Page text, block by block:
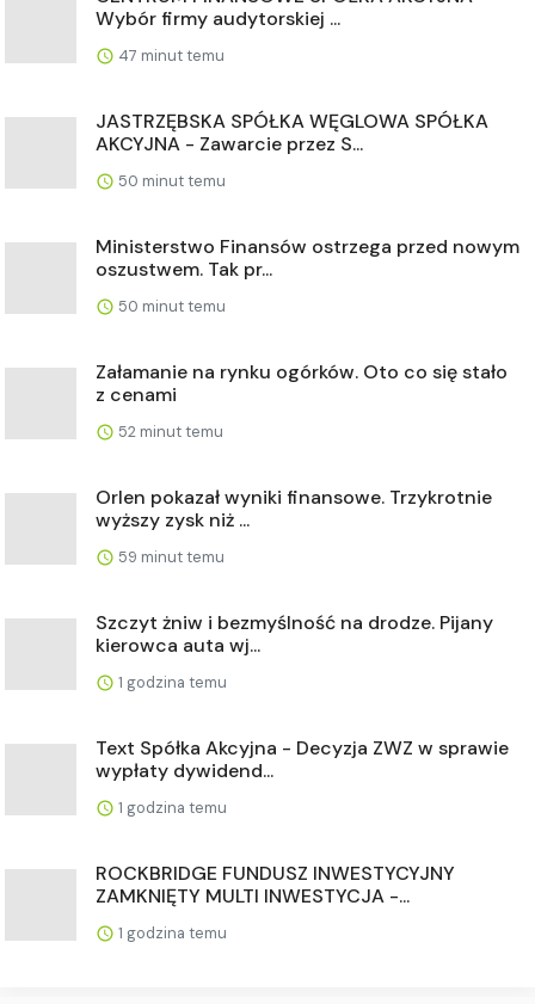
Wybór firmy audytorskiej ...
47 minut temu
JASTRZĘBSKA SPÓŁKA WĘGLOWA SPÓŁKA
AKCYJNA - Zawarcie przez S...
50 minut temu
Ministerstwo Finansów ostrzega przed nowym
oszustwem. Tak pr...
50 minut temu
Załamanie na rynku ogórków. Oto co się stało
z cenami
52 minut temu
Orlen pokazał wyniki finansowe. Trzykrotnie
wyższy zysk niż ...
59 minut temu
Szczyt żniw i bezmyślność na drodze. Pijany
kierowca auta wj...
1 godzina temu
Text Spółka Akcyjna - Decyzja ZWZ w sprawie
wypłaty dywidend...
1 godzina temu
ROCKBRIDGE FUNDUSZ INWESTYCYJNY
ZAMKNIĘTY MULTI INWESTYCJA -...
1 godzina temu